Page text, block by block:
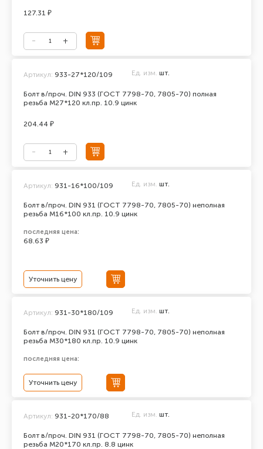
127.31 ₽
Болт в/проч. DIN 933 (ГОСТ 7798-70, 7805-70) полная
резьба М27*120 кл.пр. 10.9 цинк
Артикул: 933-27*120/109 Ед. изм. шт.
204.44 ₽
Болт в/проч. DIN 931 (ГОСТ 7798-70, 7805-70) неполная
резьба М16*100 кл.пр. 10.9 цинк
Артикул: 931-16*100/109 Ед. изм. шт.
последняя цена:
68.63 ₽
Уточнить цену
Болт в/проч. DIN 931 (ГОСТ 7798-70, 7805-70) неполная
резьба М30*180 кл.пр. 10.9 цинк
Артикул: 931-30*180/109 Ед. изм. шт.
последняя цена:
Уточнить цену
Болт в/проч. DIN 931 (ГОСТ 7798-70, 7805-70) неполная
резьба М20*170 кл.пр. 8.8 цинк
Артикул: 931-20*170/88 Ед. изм. шт.